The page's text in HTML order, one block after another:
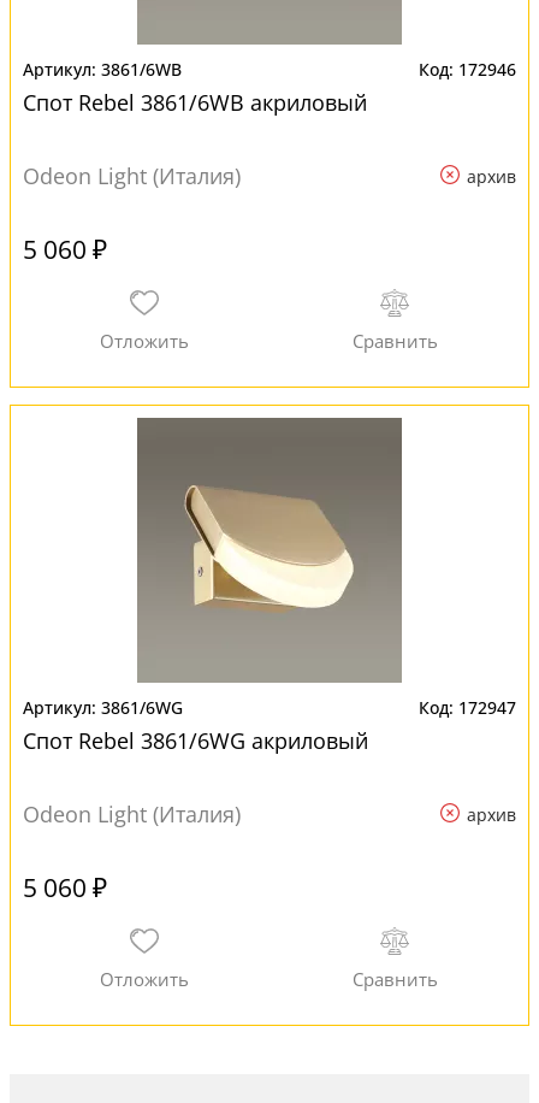
3861/6WB 172946
Спот Rebel 3861/6WB акриловый
Odeon Light (Италия) архив
5 060 ₽
3861/6WG 172947
Спот Rebel 3861/6WG акриловый
Odeon Light (Италия) архив
5 060 ₽